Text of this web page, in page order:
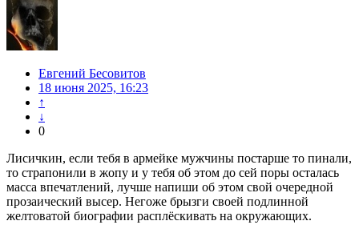
Евгений Бесовитов
18 июня 2025, 16:23
↑
↓
0
Лисичкин, если тебя в армейке мужчины постарше то пинали,
то страпонили в жопу и у тебя об этом до сей поры осталась
масса впечатлений, лучше напиши об этом свой очередной
прозаический высер. Негоже брызги своей подлинной
желтоватой биографии расплёскивать на окружающих.